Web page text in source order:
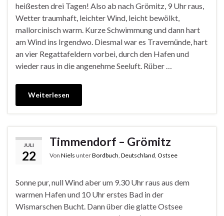
heißesten drei Tagen! Also ab nach Grömitz, 9 Uhr raus,
Wetter traumhaft, leichter Wind, leicht bewölkt,
mallorcinisch warm. Kurze Schwimmung und dann hart
am Wind ins Irgendwo. Diesmal war es Travemünde, hart
an vier Regattafeldern vorbei, durch den Hafen und
wieder raus in die angenehme Seeluft. Rüber …
Weiterlesen
JULI
22
Timmendorf – Grömitz
Von Niels unterBordbuch Deutschland Ostsee
Sonne pur, null Wind aber um 9.30 Uhr raus aus dem
warmen Hafen und 10 Uhr erstes Bad in der
Wismarschen Bucht. Dann über die glatte Ostsee